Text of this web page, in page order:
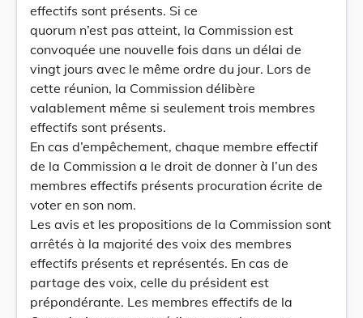
effectifs sont présents. Si ce
quorum n’est pas atteint, la Commission est
convoquée une nouvelle fois dans un délai de
vingt jours avec le même ordre du jour. Lors de
cette réunion, la Commission délibère
valablement même si seulement trois membres
effectifs sont présents.
En cas d’empêchement, chaque membre effectif
de la Commission a le droit de donner à l’un des
membres effectifs présents procuration écrite de
voter en son nom.
Les avis et les propositions de la Commission sont
arrêtés à la majorité des voix des membres
effectifs présents et représentés. En cas de
partage des voix, celle du président est
prépondérante. Les membres effectifs de la